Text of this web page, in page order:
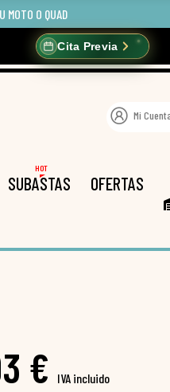
MOTO O QUAD
Cita Previa
Mi
SUBASTAS
HOT
OFERTAS
€ IVA incluido